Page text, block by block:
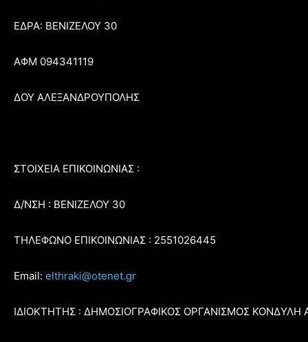
ΕΔΡΑ: ΒΕΝΙΖΕΛΟΥ 30
ΑΦΜ 094341119
ΔΟΥ ΑΛΕΞΑΝΔΡΟΥΠΟΛΗΣ
ΣΤΟΙΧΕΙΑ ΕΠΙΚΟΙΝΩΝΙΑΣ :
Δ/ΝΣΗ : ΒΕΝΙΖΕΛΟΥ 30
ΤΗΛΕΦΩΝΟ ΕΠΙΚΟΙΝΩΝΙΑΣ : 2551026445
Email: elthraki@otenet.gr
ΙΔΙΟΚΤΗΤΗΣ : ΔΗΜΟΣΙΟΓΡΑΦΙΚΟΣ ΟΡΓΑΝΙΣΜΟΣ ΚΟΝΔΥΛΗ